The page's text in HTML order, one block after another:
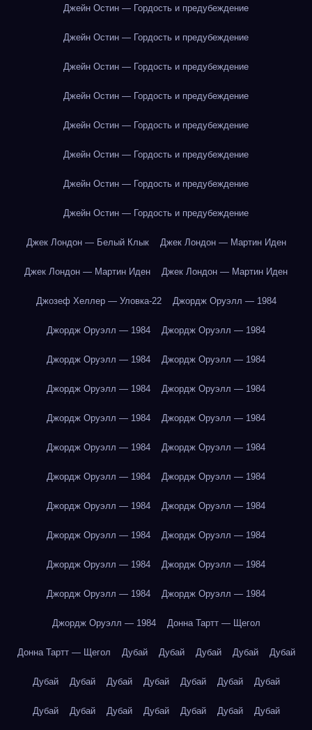
Джейн Остин — Гордость и предубеждение
Джейн Остин — Гордость и предубеждение
Джейн Остин — Гордость и предубеждение
Джейн Остин — Гордость и предубеждение
Джейн Остин — Гордость и предубеждение
Джейн Остин — Гордость и предубеждение
Джейн Остин — Гордость и предубеждение
Джейн Остин — Гордость и предубеждение
Джек Лондон — Белый Клык Джек Лондон — Мартин Иден
Джек Лондон — Мартин Иден Джек Лондон — Мартин Иден
Джозеф Хеллер — Уловка-22 Джордж Оруэлл — 1984
Джордж Оруэлл — 1984 Джордж Оруэлл — 1984
Джордж Оруэлл — 1984 Джордж Оруэлл — 1984
Джордж Оруэлл — 1984 Джордж Оруэлл — 1984
Джордж Оруэлл — 1984 Джордж Оруэлл — 1984
Джордж Оруэлл — 1984 Джордж Оруэлл — 1984
Джордж Оруэлл — 1984 Джордж Оруэлл — 1984
Джордж Оруэлл — 1984 Джордж Оруэлл — 1984
Джордж Оруэлл — 1984 Джордж Оруэлл — 1984
Джордж Оруэлл — 1984 Джордж Оруэлл — 1984
Джордж Оруэлл — 1984 Джордж Оруэлл — 1984
Джордж Оруэлл — 1984 Донна Тартт — Щегол
Донна Тартт — Щегол Дубай Дубай Дубай Дубай Дубай
Дубай Дубай Дубай Дубай Дубай Дубай Дубай
Дубай Дубай Дубай Дубай Дубай Дубай Дубай